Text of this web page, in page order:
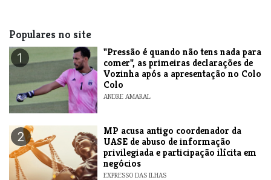
Populares no site
1
"Pressão é quando não tens nada para
comer", as primeiras declarações de
Vozinha após a apresentação no Colo
Colo
ANDRE AMARAL
2
MP acusa antigo coordenador da
UASE de abuso de informação
privilegiada e participação ilícita em
negócios
EXPRESSO DAS ILHAS